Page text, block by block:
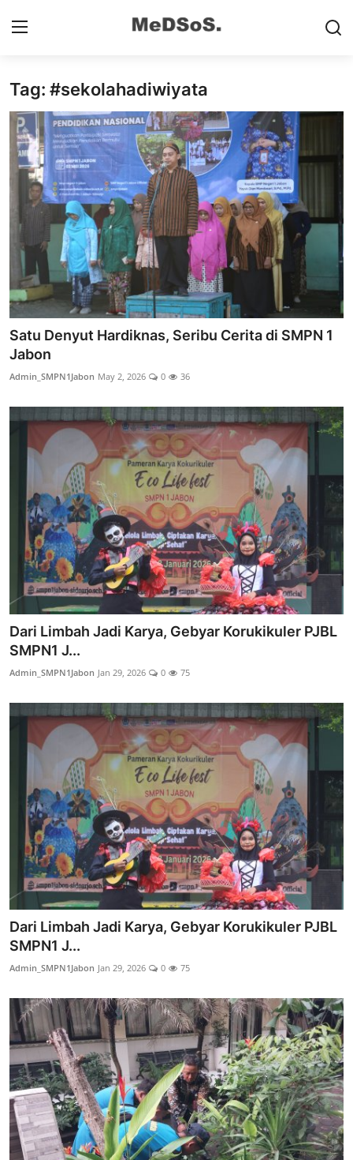
Home
Contact
SMP
Video SMP
Video SD
Galeri Dispendikbud Sidoarjo
Gallery
Lainnya
Tag: #sekolahadiwiyata
Satu Denyut Hardiknas, Seribu Cerita di SMPN 1
Jabon
Admin_SMPN1Jabon May 2, 2026 0 36
Dari Limbah Jadi Karya, Gebyar Korukikuler PJBL
SMPN1 J...
Admin_SMPN1Jabon Jan 29, 2026 0 75
Dari Limbah Jadi Karya, Gebyar Korukikuler PJBL
SMPN1 J...
Admin_SMPN1Jabon Jan 29, 2026 0 75